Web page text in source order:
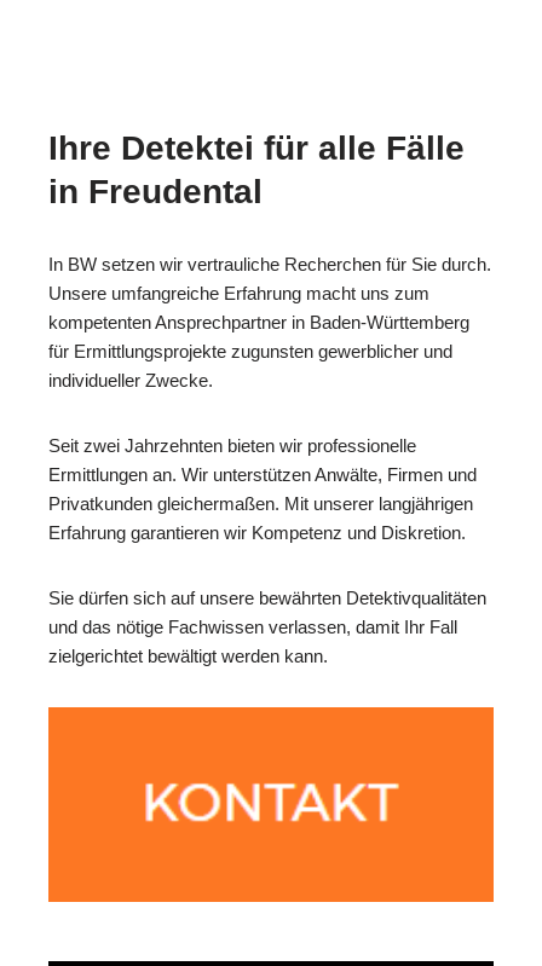
Ihre Detektei für alle Fälle
in Freudental
In BW setzen wir vertrauliche Recherchen für Sie durch.
Unsere umfangreiche Erfahrung macht uns zum
kompetenten Ansprechpartner in Baden-Württemberg
für Ermittlungsprojekte zugunsten gewerblicher und
individueller Zwecke.
Seit zwei Jahrzehnten bieten wir professionelle
Ermittlungen an. Wir unterstützen Anwälte, Firmen und
Privatkunden gleichermaßen. Mit unserer langjährigen
Erfahrung garantieren wir Kompetenz und Diskretion.
Sie dürfen sich auf unsere bewährten Detektivqualitäten
und das nötige Fachwissen verlassen, damit Ihr Fall
zielgerichtet bewältigt werden kann.